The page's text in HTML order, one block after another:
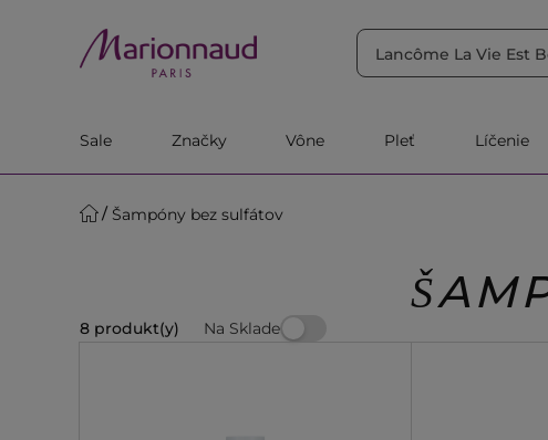
Sale Značky Vône Pleť Líčenie
Šampóny bez sulfátov
8 produkt(y) Na Sklade